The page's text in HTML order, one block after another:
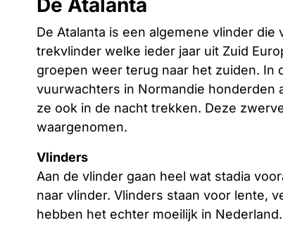
De Atalanta
De Atalanta is een algemene vlinder
trekvlinder welke ieder jaar uit Zuid
groepen weer terug naar het zuiden. In
vuurwachters in Normandie honderden
ze ook in de nacht trekken. Deze
waargenomen.
Vlinders
Aan de vlinder gaan heel wat stadia
naar vlinder. Vlinders staan voor lente,
hebben het echter moeilijk in